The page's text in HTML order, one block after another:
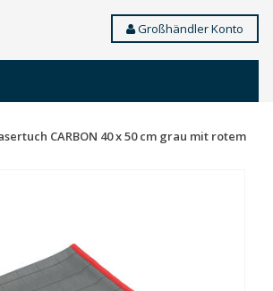
Großhändler Konto
CARBON 40 x 50 cm grau mit rotem